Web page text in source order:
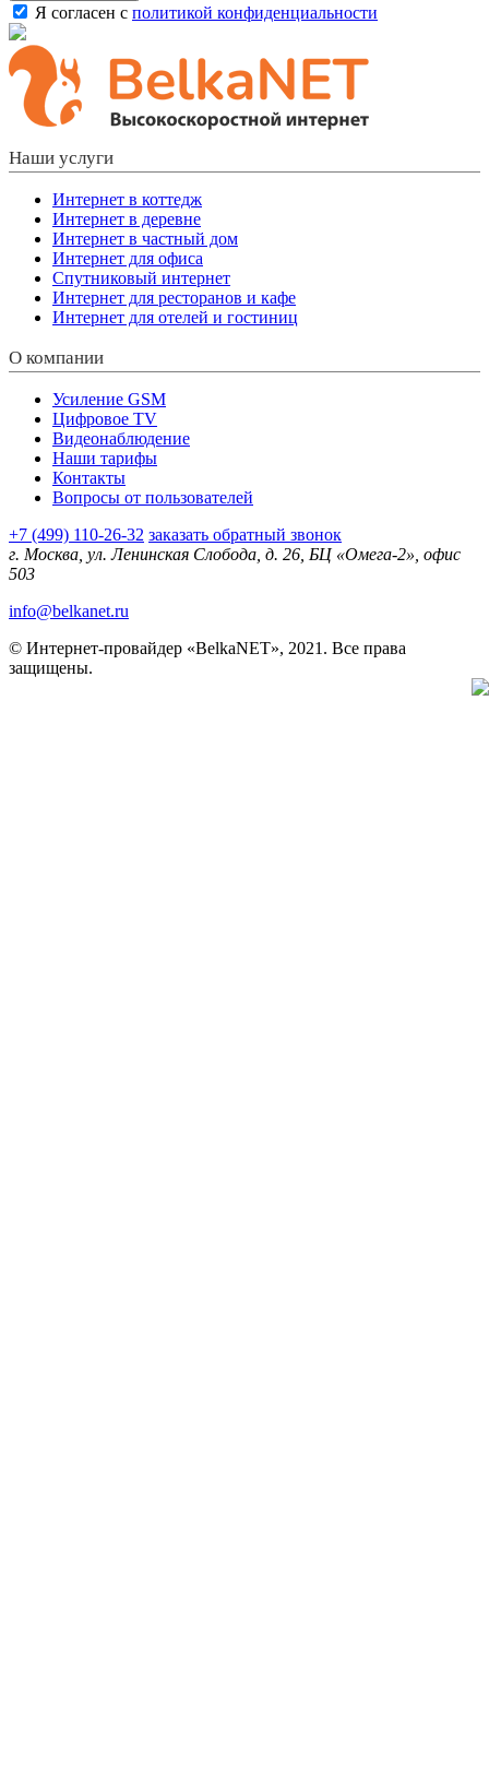
Я согласен с политикой конфиденциальности
Наши услуги
Интернет в коттедж
Интернет в деревне
Интернет в частный дом
Интернет для офиса
Спутниковый интернет
Интернет для ресторанов и кафе
Интернет для отелей и гостиниц
О компании
Усиление GSM
Цифровое TV
Видеонаблюдение
Наши тарифы
Контакты
Вопросы от пользователей
+7 (499) 110-26-32 заказать обратный звонок
г. Москва, ул. Ленинская Слобода, д. 26, БЦ «Омега-2», офис
503
info@belkanet.ru
© Интернет-провайдер «BelkaNET», 2021. Все права
защищены.